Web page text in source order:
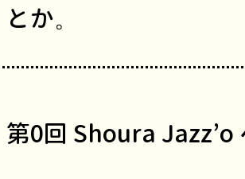
とか。
第0回 Shoura Jazz’o